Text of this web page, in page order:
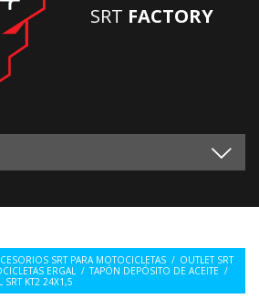
SRT FACTORY
SRT PARA MOTOCICLETAS / OUTLET SRT
ERGAL / TAPÓN DEPÓSITO DE ACEITE /
SRT KT2 24X1,5